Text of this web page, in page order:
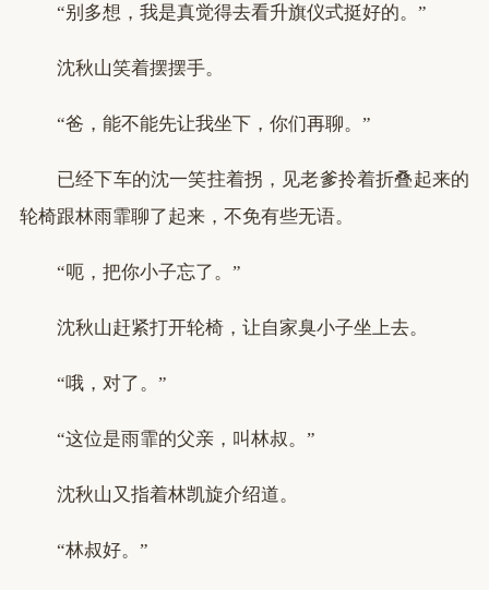
“别多想，我是真觉得去看升旗仪式挺好的。”
沈秋山笑着摆摆手。
“爸，能不能先让我坐下，你们再聊。”
已经下车的沈一笑拄着拐，见老爹拎着折叠起来的
轮椅跟林雨霏聊了起来，不免有些无语。
“呃，把你小子忘了。”
沈秋山赶紧打开轮椅，让自家臭小子坐上去。
“哦，对了。”
“这位是雨霏的父亲，叫林叔。”
沈秋山又指着林凯旋介绍道。
“林叔好。”